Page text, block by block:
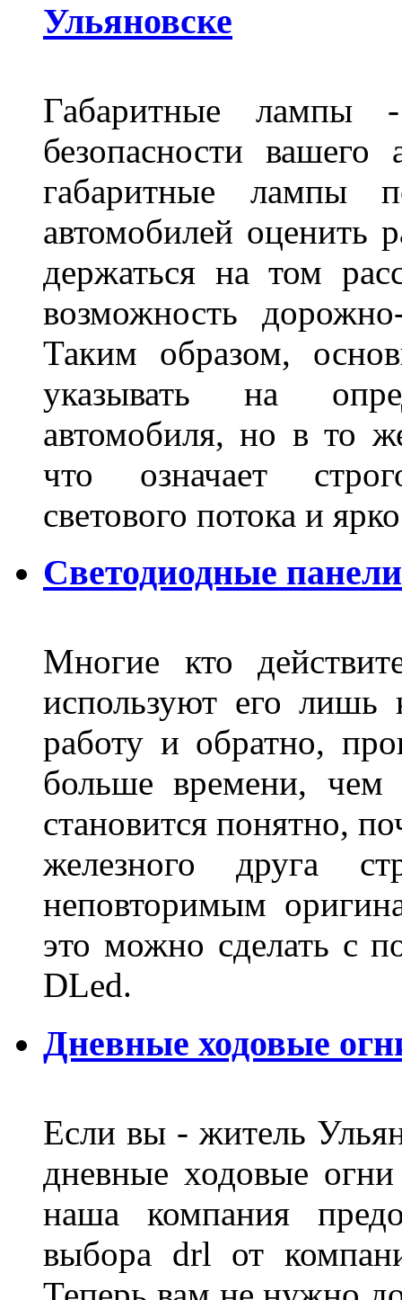
Ульяновске
Габаритные лампы
безопасности
габаритные лампы
автомобилей оценить
держаться на том
возможность
Таким образом,
указывать на
автомобиля, но в то
что означает
светового потока и
Светодиодные
Многие кто
используют его лишь
работу и обратно,
больше времени, чем
становится понятно,
железного друга
неповторимым
это можно сделать с
DLed.
Дневные ходовые
Если вы - житель
дневные ходовые
наша компания
выбора drl от